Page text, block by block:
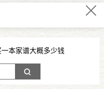
一本家谱大概多少钱